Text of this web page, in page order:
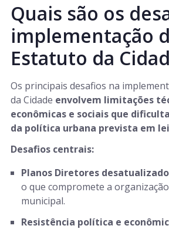
Quais são os
implementação
Estatuto da
Os principais desafios na
da Cidade envolvem limitações
econômicas e sociais que
da política urbana prevista em lei
Desafios centrais:
Planos Diretores
o que compromete a
municipal.
Resistência política e